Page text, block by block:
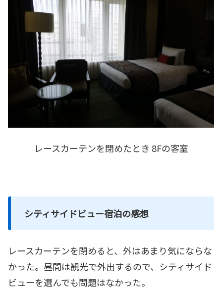
レースカーテンを閉めたとき 8Fの客室
シティサイドビュー宿泊の感想
レースカーテンを閉めると、外はあまり気にならな
かった。昼間は観光で外出するので、シティサイド
ビューを選んでも問題はなかった。